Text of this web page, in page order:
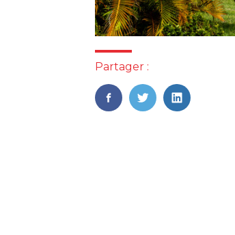
Partager :
FaceBook
TwitterLinkedIn